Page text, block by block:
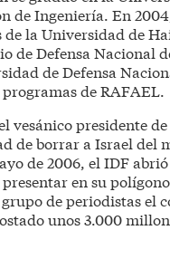
de Ingeniería. En
la Universidad de
de Defensa Nacional
de Defensa
de RAFAEL.
vesánico presidente
de borrar a Israel del
de 2006, el IDF
en su
de periodistas el
unos 3.000